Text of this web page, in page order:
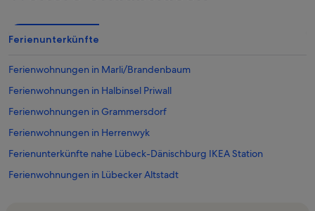
Ferienunterkünfte
Ferienwohnungen in Marli/Brandenbaum
Ferienwohnungen in Halbinsel Priwall
Ferienwohnungen in Grammersdorf
Ferienwohnungen in Herrenwyk
Ferienunterkünfte nahe Lübeck-Dänischburg IKEA Station
Ferienwohnungen in Lübecker Altstadt